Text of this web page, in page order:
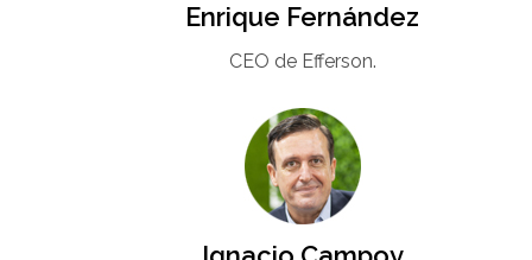
Enrique Fernández
CEO de Efferson.